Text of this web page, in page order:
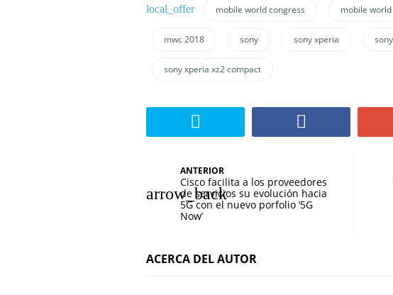
mobile world congress mobile
mwc 2018 sony sony xperia
sony xperia xz2 compact
a
e
ANTERIOR
Cisco facilita a los proveedores
de servicios su evolución hacia
5G con el nuevo porfolio ‘5G
Now’
ACERCA DEL AUTOR